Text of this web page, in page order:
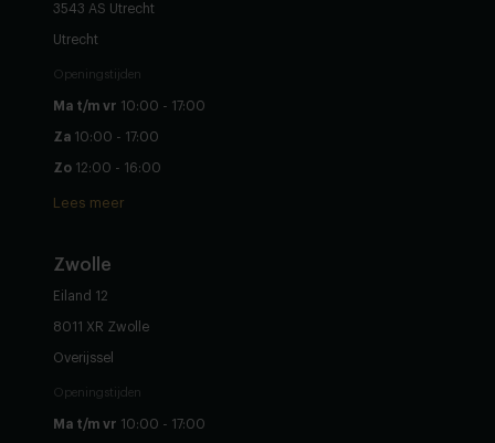
3543 AS Utrecht
Utrecht
Openingstijden
Ma t/m vr 10:00 - 17:00
Za 10:00 - 17:00
Zo 12:00 - 16:00
Lees meer
Zwolle
Eiland 12
8011 XR Zwolle
Overijssel
Openingstijden
Ma t/m vr 10:00 - 17:00